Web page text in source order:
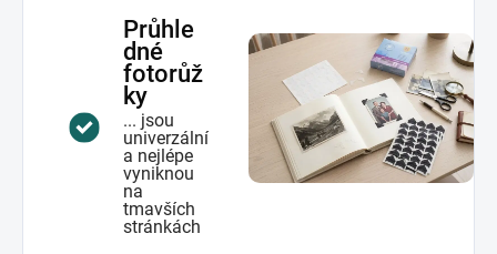
Průhle
dné
fotorůž
ky
... jsou
univerzální
a nejlépe
vyniknou
na
tmavších
stránkách